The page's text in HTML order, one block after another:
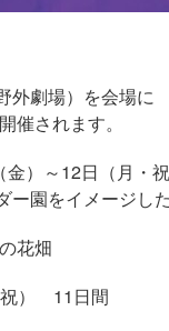
外劇場）を会場に
されます。
）～12日（月・
園をイメージした
花畑
祝） 11日間